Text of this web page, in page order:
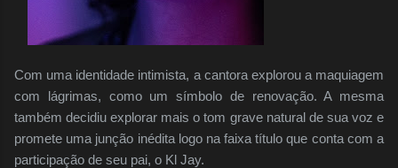
Com uma identidade intimista, a cantora explorou a maquiagem
com lágrimas, como um símbolo de renovação. A mesma
também decidiu explorar mais o tom grave natural de sua voz e
promete uma junção inédita logo na faixa título que conta com a
participação de seu pai, o Kl Jay.